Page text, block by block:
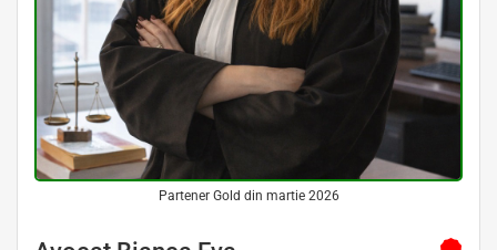
Partener Gold din martie 2026